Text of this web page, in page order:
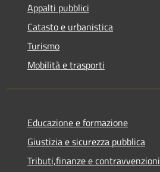
Appalti pubblici
Catasto e urbanistica
Turismo
Mobilità e trasporti
Educazione e formazione
Giustizia e sicurezza pubblica
Tributi,finanze e contravvenzioni